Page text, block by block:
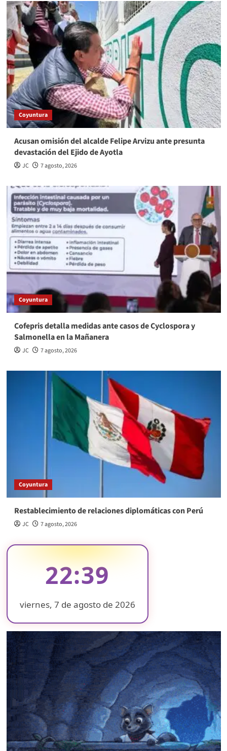
Coyuntura
Acusan omisión del alcalde Felipe Arvizu ante presunta
devastación del Ejido de Ayotla
JC 7 agosto, 2026
Coyuntura
Cofepris detalla medidas ante casos de Cyclospora y
Salmonella en la Mañanera
JC 7 agosto, 2026
Coyuntura
Restablecimiento de relaciones diplomáticas con Perú
JC 7 agosto, 2026
22:39
viernes, 7 de agosto de 2026
❄
❄
❄
❄
❄